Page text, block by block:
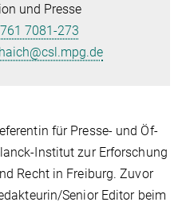
und Presse
7081-273
für Pres­se- und Öf­
In­sti­tut zur Er­for­schung
Recht in Frei­burg. Zu­vor
Se­ni­or Edi­tor beim